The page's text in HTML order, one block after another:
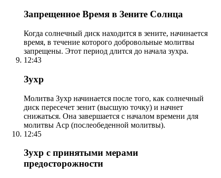
Запрещенное Время в Зените Солнца
Когда солнечный диск находится в зените, начинается
время, в течение которого добровольные молитвы
запрещены. Этот период длится до начала зухра.
12:43
Зухр
Молитва Зухр начинается после того, как солнечный
диск пересечет зенит (высшую точку) и начнет
снижаться. Она завершается с началом времени для
молитвы Аср (послеобеденной молитвы).
12:45
Зухр с принятыми мерами
предосторожности